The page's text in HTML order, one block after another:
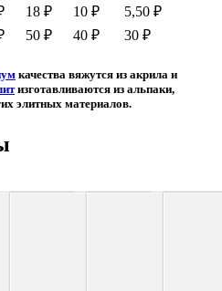
18 ₽ 10 ₽
5,50 ₽
50 ₽ 40 ₽ 30 ₽
качества вяжутся из акрила и
изготавливаются из альпаки,
элитных материалов.